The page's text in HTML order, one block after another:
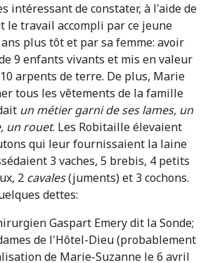
intéressant de constater, à l'aide de
le travail accompli par ce jeune
plus tôt et par sa femme: avoir
9 enfants vivants et mis en valeur
arpents de terre. De plus, Marie
tous les vêtements de la famille
un métier garni de ses lames, un
un rouet. Les Robitaille élevaient
qui leur fournissaient la laine
3 vaches, 5 brebis, 4 petits
2 cavales(juments) et 3 cochons.
dettes:
Gaspart Emery dit la Sonde;
de l'Hôtel-Dieu (probablement
de Marie-Suzanne le 6 avril